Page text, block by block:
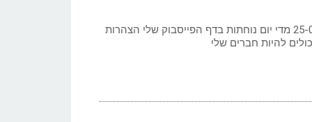
כתב: גילי חסקין; 25-02-2026 מדי יום נוחתות בדף הפייסבוק שלי הצהרות
להיות חברים שלי